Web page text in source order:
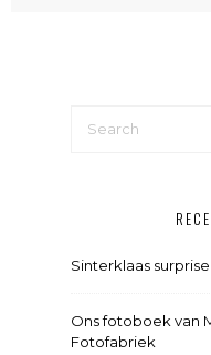
Sinterklaas
Ons fotoboek van
Fotofabriek